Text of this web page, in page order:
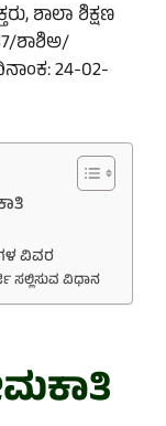
ಶಾಲಾ ಶಿಕ್ಷಣ
ಶಾಶಿಅ/
24-02-
ವಿವರ
ಸಲ್ಲಿಸುವ ವಿಧಾನ